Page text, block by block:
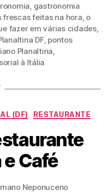
gastronomia
frescas feitas na hora o
fazer em várias cidades,
DF, pontos
Planaltina
à Itália
(DF) RESTAURANTE
Café
Neponuceno